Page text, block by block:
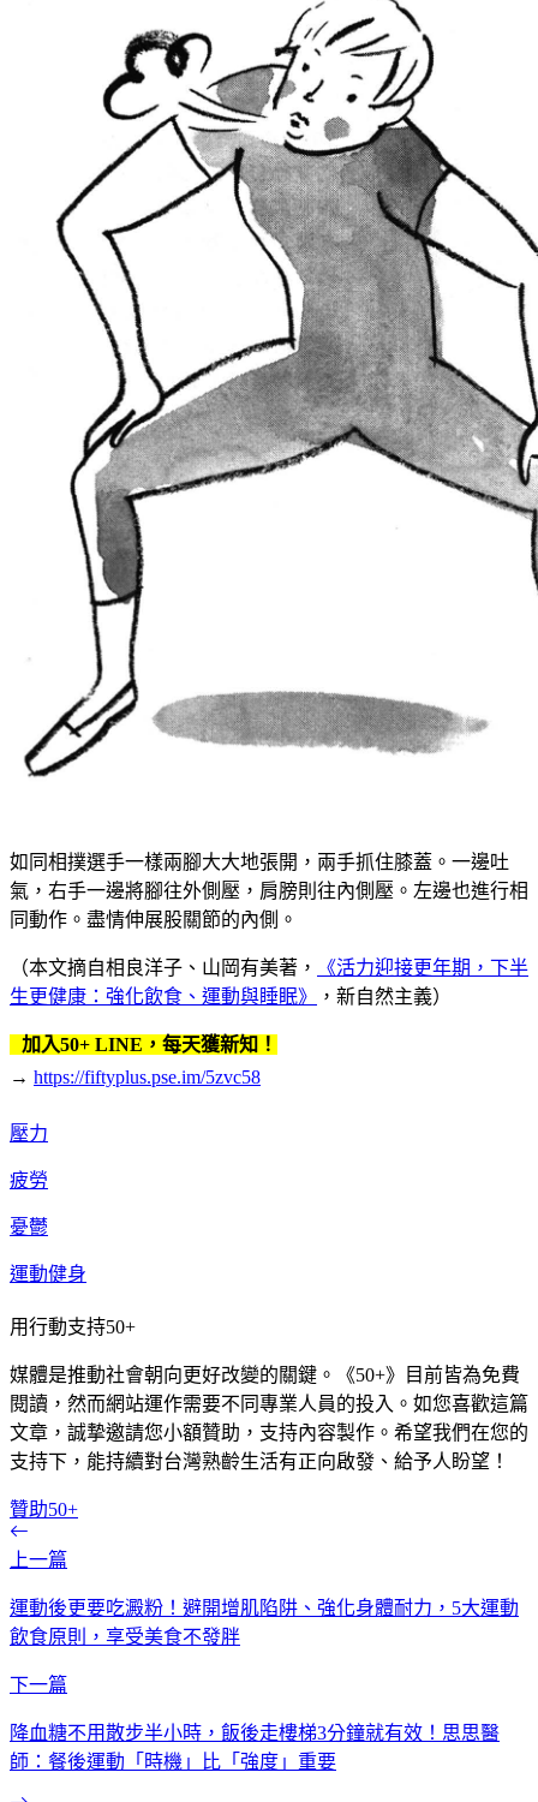
如同相撲選手一樣兩腳大大地張開，兩手抓住膝蓋。一邊吐
氣，右手一邊將腳往外側壓，肩膀則往內側壓。左邊也進行相
同動作。盡情伸展股關節的內側。
（本文摘自相良洋子、山岡有美著，
《活力迎接更年期，下半
生更健康：強化飲食、運動與睡眠》
，新自然主義）
加入50+ LINE，每天獲新知！
→ https://fiftyplus.pse.im/5zvc58
壓力
疲勞
憂鬱
運動健身
用行動支持50+
媒體是推動社會朝向更好改變的關鍵。《50+》目前皆為免費
閱讀，然而網站運作需要不同專業人員的投入。如您喜歡這篇
文章，誠摯邀請您小額贊助，支持內容製作。希望我們在您的
支持下，能持續對台灣熟齡生活有正向啟發、給予人盼望！
贊助50+
上一篇
運動後更要吃澱粉！避開增肌陷阱、強化身體耐力，5大運動
飲食原則，享受美食不發胖
下一篇
降血糖不用散步半小時，飯後走樓梯3分鐘就有效！思思醫
師：餐後運動「時機」比「強度」重要